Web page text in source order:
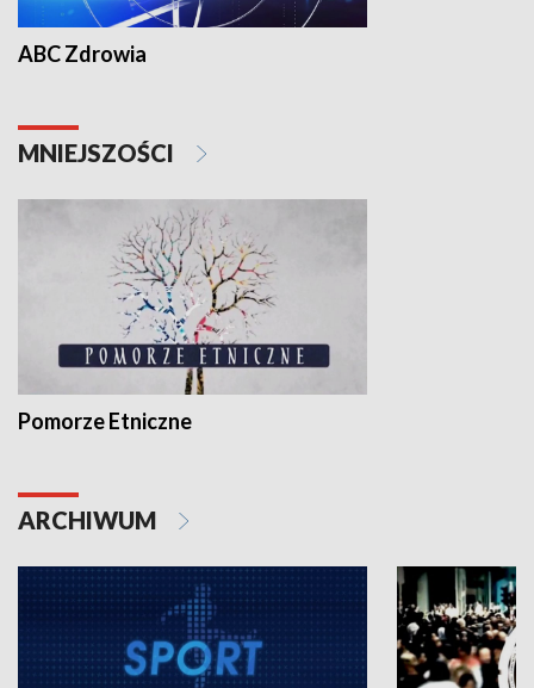
ABC Zdrowia
MNIEJSZOŚCI
Pomorze Etniczne
ARCHIWUM